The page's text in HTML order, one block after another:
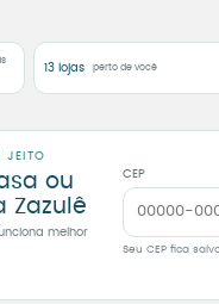
13 lojas perto de você
JEITO
ou
Zazulê
melhor
CEP
Seu CEP fica